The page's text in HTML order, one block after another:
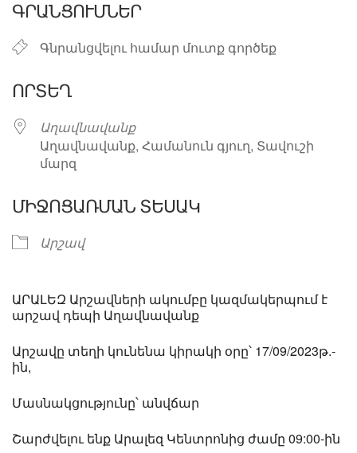
ԳՐԱՆՑՈՒՄՆԵՐ
Գնրանցվելու համար մուտք գործեք
ՈՐՏԵՂ
Աղավնավանք
Աղավնավանք, Համանուն գյուղ, Տավուշի
մարզ
ՄԻՋՈՑԱՌՄԱՆ ՏԵՍԱԿ
Արշավ
ԱՐԱԼԵԶ Արշավների ակումբը կազմակերպում է
արշավ դեպի Աղավնավանք
Արշավը տեղի կունենա կիրակի օրը՝ 17/09/2023թ.-
ին,
Մասնակցությունը՝ անվճար
Շարժվելու ենք Արալեզ Կենտրոնից ժամը 09:00-ին